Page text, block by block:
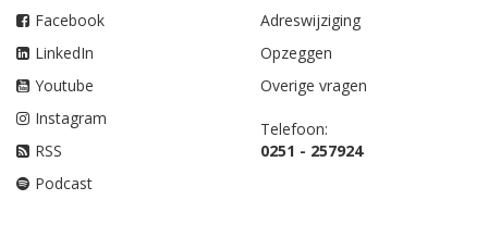
Facebook
LinkedIn
Youtube
Instagram
RSS
Podcast
Adreswijziging
Opzeggen
Overige vragen
Telefoon:
0251 - 257924